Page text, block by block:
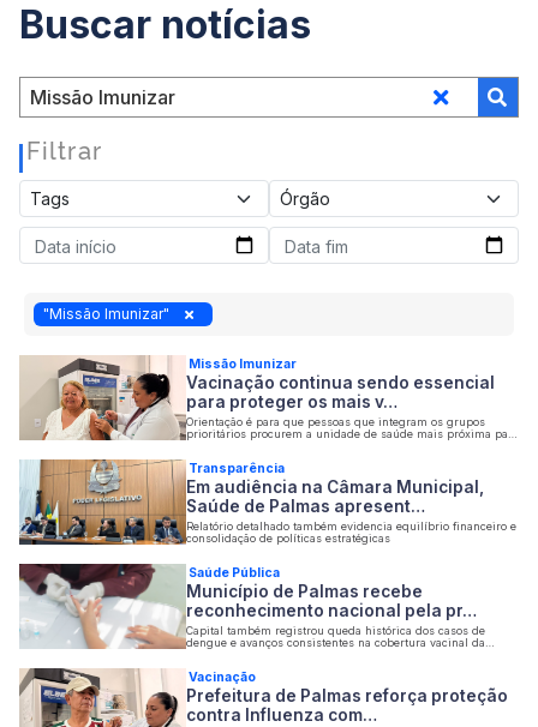
Buscar notícias
Filtrar
"Missão Imunizar"
Missão Imunizar
Vacinação continua sendo essencial
para proteger os mais v…
Orientação é para que pessoas que integram os grupos
prioritários procurem a unidade de saúde mais próxima para
Transparência
Em audiência na Câmara Municipal,
Saúde de Palmas apresent…
Relatório detalhado também evidencia equilíbrio financeiro e
consolidação de políticas estratégicas
Saúde Pública
Município de Palmas recebe
reconhecimento nacional pela pr…
Capital também registrou queda histórica dos casos de
dengue e avanços consistentes na cobertura vacinal da
Vacinação
Prefeitura de Palmas reforça proteção
contra Influenza com…